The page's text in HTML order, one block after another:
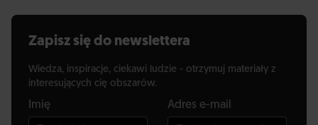
Zapisz się do newslettera
Wiedza, inspiracje, ciekawi ludzie - otrzymuj materiały z
interesujących cię obszarów.
Imię Adres e-mail